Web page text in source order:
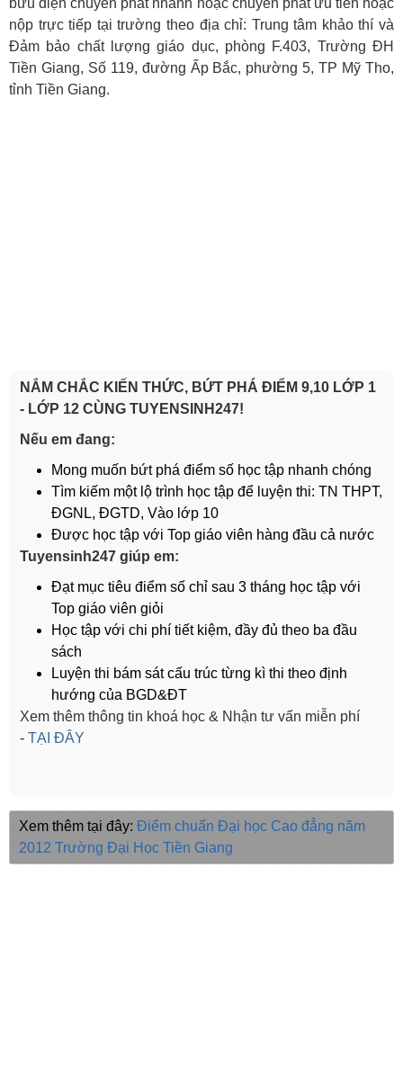
bưu điện chuyển phát nhanh hoặc chuyển phát ưu tiên hoặc
nộp trực tiếp tại trường theo địa chỉ: Trung tâm khảo thí và
Đảm bảo chất lượng giáo dục, phòng F.403, Trường ĐH
Tiền Giang, Số 119, đường Ấp Bắc, phường 5, TP Mỹ Tho,
tỉnh Tiền Giang.
NẮM CHẮC KIẾN THỨC, BỨT PHÁ ĐIỂM 9,10 LỚP 1
- LỚP 12 CÙNG TUYENSINH247!
Nếu em đang:
Mong muốn bứt phá điểm số học tập nhanh chóng
Tìm kiếm một lộ trình học tập để luyện thi: TN THPT,
ĐGNL, ĐGTD, Vào lớp 10
Được học tập với Top giáo viên hàng đầu cả nước
Tuyensinh247 giúp em:
Đạt mục tiêu điểm số chỉ sau 3 tháng học tập với
Top giáo viên giỏi
Học tập với chi phí tiết kiệm, đầy đủ theo ba đầu
sách
Luyện thi bám sát cấu trúc từng kì thi theo định
hướng của BGD&ĐT
Xem thêm thông tin khoá học & Nhận tư vấn miễn phí
- TẠI ĐÂY
Xem thêm tại đây: Điểm chuẩn Đại học Cao đẳng năm
2012 Trường Đại Học Tiền Giang